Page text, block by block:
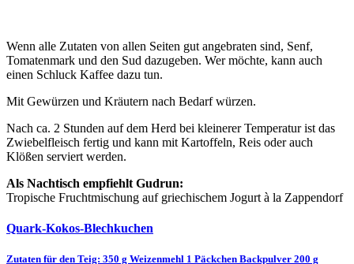
Wenn alle Zutaten von allen Seiten gut angebraten sind, Senf,
Tomatenmark und den Sud dazugeben. Wer möchte, kann auch
einen Schluck Kaffee dazu tun.
Mit Gewürzen und Kräutern nach Bedarf würzen.
Nach ca. 2 Stunden auf dem Herd bei kleinerer Temperatur ist das
Zwiebelfleisch fertig und kann mit Kartoffeln, Reis oder auch
Klößen serviert werden.
Als Nachtisch empfiehlt Gudrun:
Tropische Fruchtmischung auf griechischem Jogurt à la Zappendorf
Quark-Kokos-Blechkuchen
Zutaten für den Teig: 350 g Weizenmehl 1 Päckchen Backpulver 200 g